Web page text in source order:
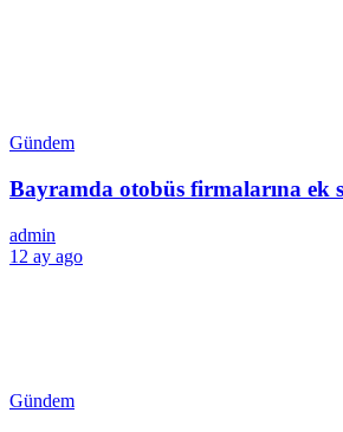
Gündem
Bayramda otobüs firmalarına ek
admin
12 ay ago
Gündem